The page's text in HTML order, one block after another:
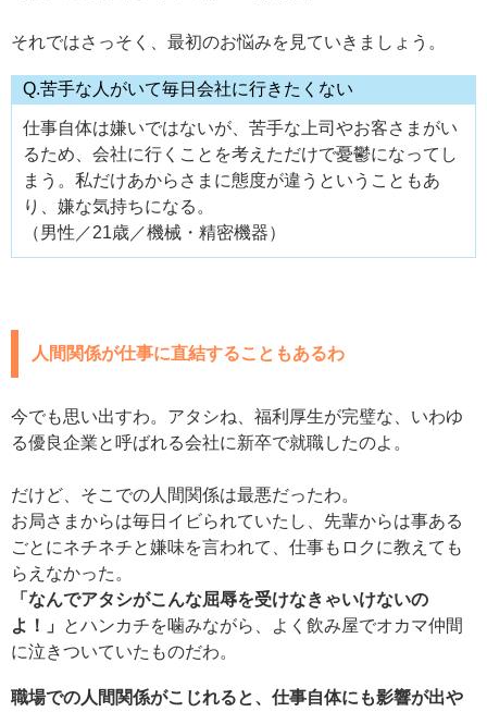
それではさっそく、最初のお悩みを見ていきましょう。
Q.苦手な人がいて毎日会社に行きたくない
仕事自体は嫌いではないが、苦手な上司やお客さまがい
るため、会社に行くことを考えただけで憂鬱になってし
まう。私だけあからさまに態度が違うということもあ
り、嫌な気持ちになる。
（男性／21歳／機械・精密機器）
人間関係が仕事に直結することもあるわ
今でも思い出すわ。アタシね、福利厚生が完璧な、いわゆ
る優良企業と呼ばれる会社に新卒で就職したのよ。
だけど、そこでの人間関係は最悪だったわ。
お局さまからは毎日イビられていたし、先輩からは事ある
ごとにネチネチと嫌味を言われて、仕事もロクに教えても
らえなかった。
「なんでアタシがこんな屈辱を受けなきゃいけないの
よ！」
とハンカチを噛みながら、よく飲み屋でオカマ仲間
に泣きついていたものだわ。
職場での人間関係がこじれると、仕事自体にも影響が出や